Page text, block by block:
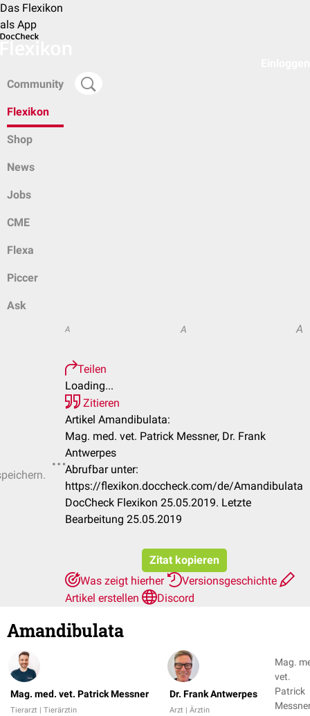
Das Flexikon
als App
Community
Flexikon
Shop
News
Jobs
CME
Flexa
Piccer
Ask
A A A
Teilen
Loading...
Zitieren
Artikel Amandibulata:
Mag. med. vet. Patrick Messner, Dr. Frank
Antwerpes
Abrufbar unter:
https://flexikon.doccheck.com/de/Amandibulata
DocCheck Flexikon 25.05.2019. Letzte
Bearbeitung 25.05.2019
Zitat kopieren
Was zeigt hierher
Versionsgeschichte
Artikel erstellen
Discord
Amandibulata
Mag. med. vet. Patrick Messner
Tierarzt | Tierärztin
Dr. Frank Antwerpes
Arzt | Ärztin
Mag.
vet.
Patrick